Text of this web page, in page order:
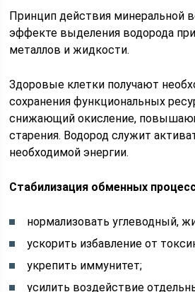
Принцип действия минеральной
эффекте выделения водорода
металлов и жидкости.
Здоровые клетки получают
сохранения функциональных
снижающий окисление,
старения. Водород служит
необходимой энергии.
Стабилизация обменных
нормализовать углеводный,
ускорить избавление от
укрепить иммунитет;
усилить воздействие